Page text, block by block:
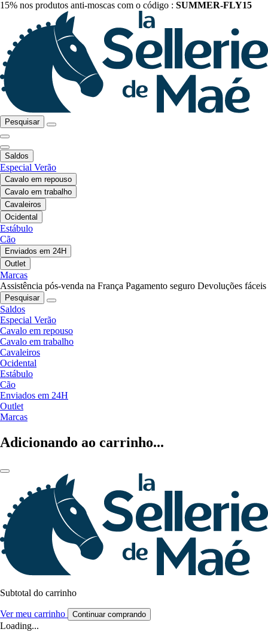
15% nos produtos anti-moscas com o código : SUMMER-FLY15
Pesquisar
Saldos
Especial Verão
Cavalo em repouso
Cavalo em trabalho
Cavaleiros
Ocidental
Estábulo
Cão
Enviados em 24H
Outlet
Marcas
Assistência pós-venda na França Pagamento seguro Devoluções fáceis
Pesquisar
Saldos
Especial Verão
Cavalo em repouso
Cavalo em trabalho
Cavaleiros
Ocidental
Estábulo
Cão
Enviados em 24H
Outlet
Marcas
Adicionando ao carrinho...
Subtotal do carrinho
Ver meu carrinho Continuar comprando
Loading...